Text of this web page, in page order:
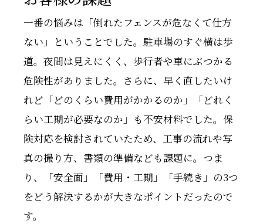
一番の悩みは「倒れたフェンスが危なくて仕方
ない」ということでした。駐車場のすぐ横は歩
道。夜間は見えにくく、歩行者や車にぶつかる
危険性がありました。さらに、早く直したいけ
れど「どのくらい費用がかかるのか」「どれく
らい工期が必要なのか」も不安材料でした。保
険対応を検討されていたため、工事の流れや写
真の撮り方、書類の準備なども課題に。つま
り、「安全面」「費用・工期」「手続き」の3つ
をどう解決するかが大きなポイントだったので
す。